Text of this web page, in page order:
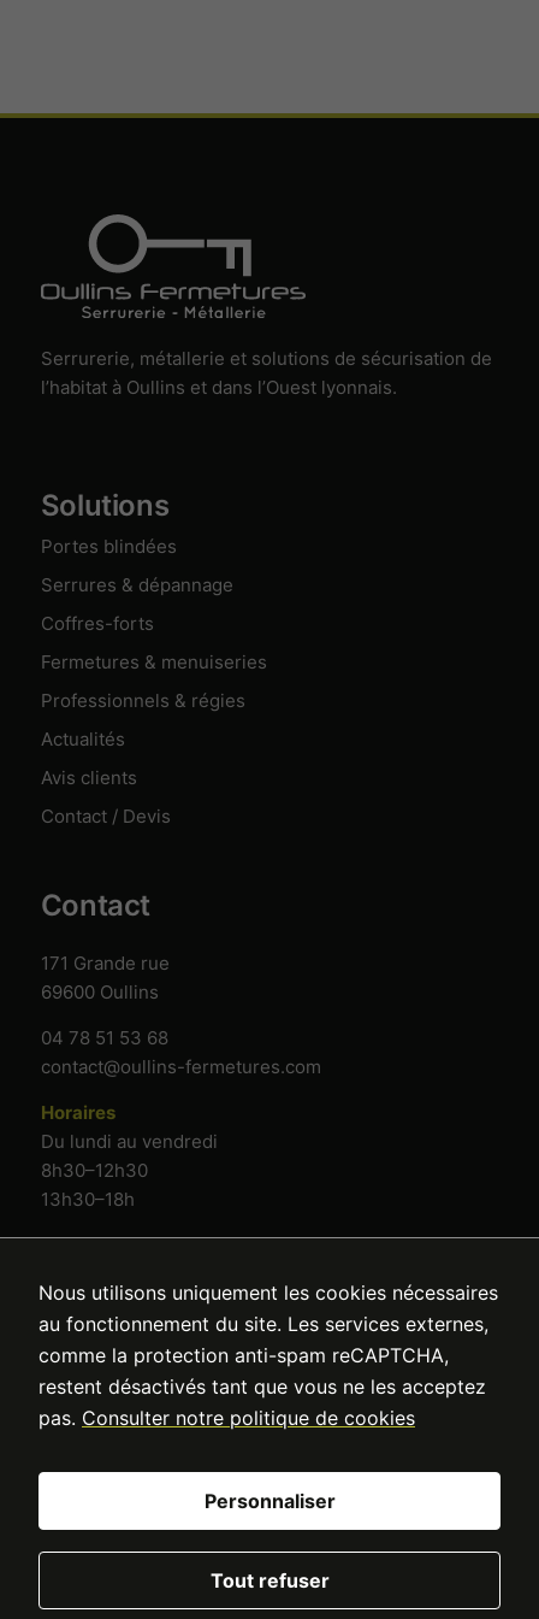
Serrurerie, métallerie et solutions de sécurisation de
l’habitat à Oullins et dans l’Ouest lyonnais.
Solutions
Portes blindées
Serrures & dépannage
Coffres-forts
Fermetures & menuiseries
Professionnels & régies
Actualités
Avis clients
Contact / Devis
Contact
171 Grande rue
69600 Oullins
04 78 51 53 68
contact@oullins-fermetures.com
Horaires
Du lundi au vendredi
8h30–12h30
13h30–18h
Oullins Fermetures
Point Fort Fichet à Oullins
© 2026 Oullins Fermetures
Mentions légales
Nous utilisons uniquement les cookies nécessaires
au fonctionnement du site. Les services externes,
comme la protection anti-spam reCAPTCHA,
restent désactivés tant que vous ne les acceptez
pas. Consulter notre politique de cookies
Personnaliser
Tout refuser
actuellement